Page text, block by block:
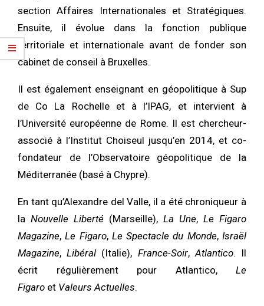
section Affaires Internationales et Stratégiques.
Ensuite, il évolue dans la fonction publique
territoriale et internationale avant de fonder son
cabinet de conseil à Bruxelles.
Il est également enseignant en géopolitique à Sup
de Co La Rochelle et à l’IPAG, et intervient à
l’Université européenne de Rome. Il est chercheur-
associé à l’Institut Choiseul jusqu’en 2014, et co-
fondateur de l’Observatoire géopolitique de la
Méditerranée (basé à Chypre).
En tant qu’Alexandre del Valle, il a été chroniqueur à
la Nouvelle Liberté (Marseille), La Une, Le Figaro
Magazine,Le Figaro, Le Spectacle du Monde,Israël
Magazine,Libéral (Italie), France-Soir, Atlantico. Il
écrit régulièrement pour Atlantico, Le
Figaro et Valeurs Actuelles.